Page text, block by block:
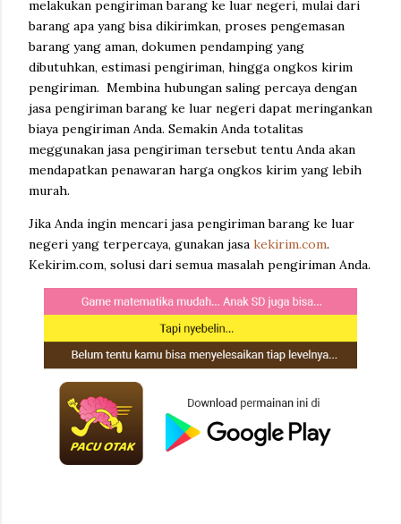
melakukan pengiriman barang ke luar negeri, mulai dari
barang apa yang bisa dikirimkan, proses pengemasan
barang yang aman, dokumen pendamping yang
dibutuhkan, estimasi pengiriman, hingga ongkos kirim
pengiriman. Membina hubungan saling percaya dengan
jasa pengiriman barang ke luar negeri dapat meringankan
biaya pengiriman Anda. Semakin Anda totalitas
meggunakan jasa pengiriman tersebut tentu Anda akan
mendapatkan penawaran harga ongkos kirim yang lebih
murah.
Jika Anda ingin mencari jasa pengiriman barang ke luar
negeri yang terpercaya, gunakan jasa kekirim.com.
Kekirim.com, solusi dari semua masalah pengiriman Anda.